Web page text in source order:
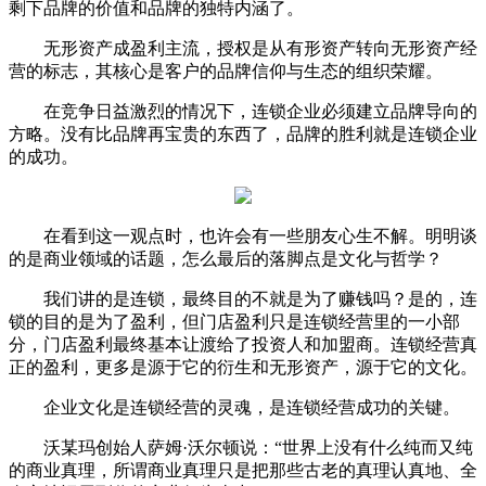
剩下品牌的价值和品牌的独特内涵了。
无形资产成盈利主流，授权是从有形资产转向无形资产经
营的标志，其核心是客户的品牌信仰与生态的组织荣耀。
在竞争日益激烈的情况下，连锁企业必须建立品牌导向的
方略。没有比品牌再宝贵的东西了，品牌的胜利就是连锁企业
的成功。
在看到这一观点时，也许会有一些朋友心生不解。明明谈
的是商业领域的话题，怎么最后的落脚点是文化与哲学？
我们讲的是连锁，最终目的不就是为了赚钱吗？是的，连
锁的目的是为了盈利，但门店盈利只是连锁经营里的一小部
分，门店盈利最终基本让渡给了投资人和加盟商。连锁经营真
正的盈利，更多是源于它的衍生和无形资产，源于它的文化。
企业文化是连锁经营的灵魂，是连锁经营成功的关键。
沃某玛创始人萨姆·沃尔顿说：“世界上没有什么纯而又纯
的商业真理，所谓商业真理只是把那些古老的真理认真地、全